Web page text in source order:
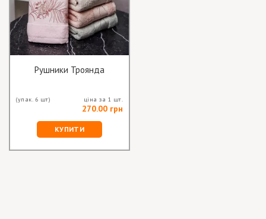
Рушники Троянда
(упак. 6 шт) ціна за 1 шт.
270.00 грн
КУПИТИ